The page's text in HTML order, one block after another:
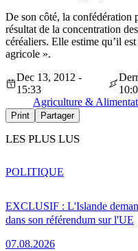
De son côté, la confédération
résultat de la concentration
céréaliers. Elle estime qu’il
agricole ».
Dec 13, 2012 -
15:33
Agriculture &
Print Partager
LES PLUS LUS
EXCLUSIF : L'Islande
dans son référendum sur l'UE
07.08.2026
POLITIQUE